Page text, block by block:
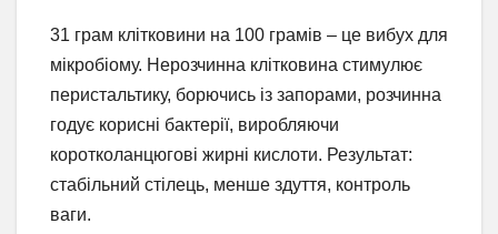
31 грам клітковини на 100 грамів – це вибух для
мікробіому. Нерозчинна клітковина стимулює
перистальтику, борючись із запорами, розчинна
годує корисні бактерії, виробляючи
коротколанцюгові жирні кислоти. Результат:
стабільний стілець, менше здуття, контроль
ваги.